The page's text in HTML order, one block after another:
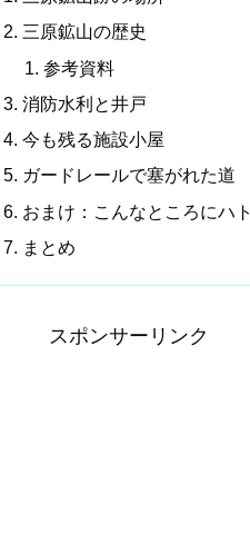
三原鉱山の歴史
参考資料
消防水利と井戸
今も残る施設小屋
ガードレールで塞がれた道
おまけ：こんなところにハト
まとめ
スポンサーリンク